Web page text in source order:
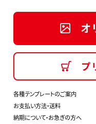
オ
プ
各種テンプレートのご案内
お支払い方法・送料
納期について・お急ぎの方へ